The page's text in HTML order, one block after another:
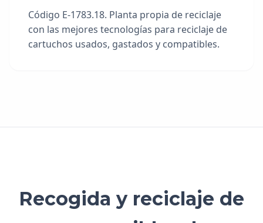
Código E-1783.18. Planta propia de reciclaje
con las mejores tecnologías para reciclaje de
cartuchos usados, gastados y compatibles.
Recogida y reciclaje de